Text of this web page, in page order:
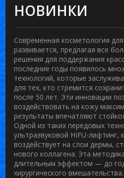
НОВИНКИ
Современная косметология
развивается, предлагая все
решения для поддержания
последние годы появилось
технологий, которые
для тех, кто стремится
после 50 лет. Эти инновации
воздействовать на кожу
результаты впечатляют
Одной из таких передовых
ультразвуковой HIFU-лифтинг,
воздействует на слои дермы,
нового коллагена. Эта
длительным эффектом — до
хирургического вмешательства.